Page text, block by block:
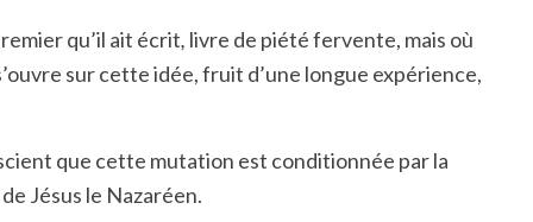
qu’il ait écrit, livre de piété fervente, mais où
sur cette idée, fruit d’une longue expérience,
que cette mutation est conditionnée par la
Jésus le Nazaréen.